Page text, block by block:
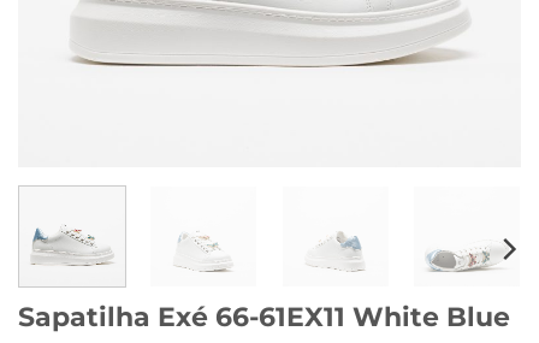
Sapatilha Exé 66-61EX11 White Blue